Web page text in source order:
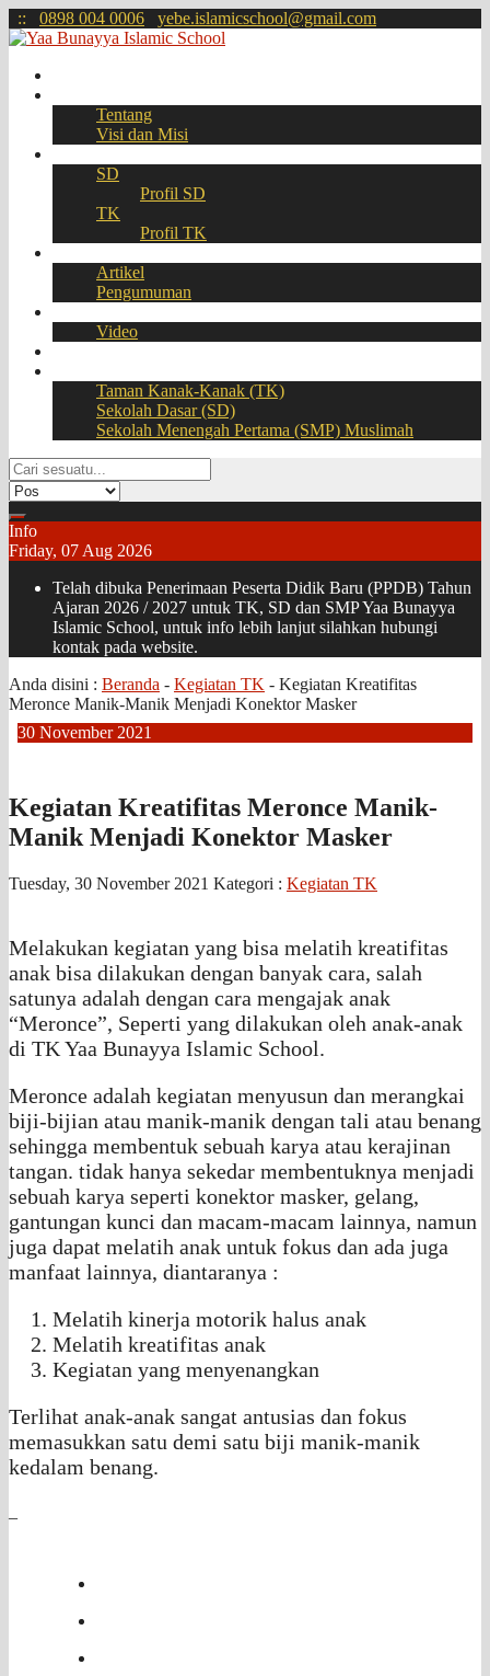
:: 0898 004 0006 yebe.islamicschool@gmail.com
Tentang
Visi dan Misi
SD
Profil SD
TK
Profil TK
Artikel
Pengumuman
Video
Taman Kanak-Kanak (TK)
Sekolah Dasar (SD)
Sekolah Menengah Pertama (SMP) Muslimah
Info
Friday, 07 Aug 2026
Telah dibuka Penerimaan Peserta Didik Baru (PPDB) Tahun
Ajaran 2026 / 2027 untuk TK, SD dan SMP Yaa Bunayya
Islamic School, untuk info lebih lanjut silahkan hubungi
kontak pada website.
Anda disini : Beranda - Kegiatan TK - Kegiatan Kreatifitas
Meronce Manik-Manik Menjadi Konektor Masker
30 November 2021
Kegiatan Kreatifitas Meronce Manik-
Manik Menjadi Konektor Masker
Tuesday, 30 November 2021 Kategori : Kegiatan TK
Melakukan kegiatan yang bisa melatih kreatifitas
anak bisa dilakukan dengan banyak cara, salah
satunya adalah dengan cara mengajak anak
“Meronce”, Seperti yang dilakukan oleh anak-anak
di TK Yaa Bunayya Islamic School.
Meronce adalah kegiatan menyusun dan merangkai
biji-bijian atau manik-manik dengan tali atau benang
sehingga membentuk sebuah karya atau kerajinan
tangan. tidak hanya sekedar membentuknya menjadi
sebuah karya seperti konektor masker, gelang,
gantungan kunci dan macam-macam lainnya, namun
juga dapat melatih anak untuk fokus dan ada juga
manfaat lainnya, diantaranya :
Melatih kinerja motorik halus anak
Melatih kreatifitas anak
Kegiatan yang menyenangkan
Terlihat anak-anak sangat antusias dan fokus
memasukkan satu demi satu biji manik-manik
kedalam benang.